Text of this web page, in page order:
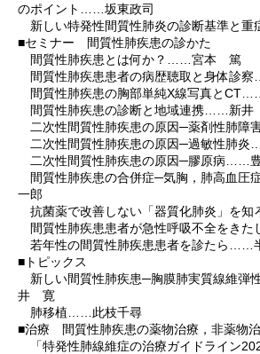
のポイント……坂東政司
新しい特発性間質性肺炎の診断基準と
■セミナー 間質性肺疾患の診かた
間質性肺疾患とは何か？……宮本 篤
間質性肺疾患患者の病歴聴取と身体診
間質性肺疾患の胸部単純X線写真と
間質性肺疾患の診断と地域連携……新
二次性間質性肺疾患の原因─薬剤性肺障
二次性間質性肺疾患の原因─過敏性肺
二次性間質性肺疾患の原因─膠原病……
間質性肺疾患の合併症─気胸，肺高血圧
一郎
抗菌薬で改善しない「器質化肺炎」を
間質性肺疾患患者が急性呼吸不全をき
若年性の間質性肺疾患患者を診たら……
■トピックス
新しい間質性肺疾患─胸膜肺実質線維弾
井 寛
肺移植……此枝千尋
■治療 間質性肺疾患の薬物治療，非薬物
「特発性肺線維症の治療ガイドライン